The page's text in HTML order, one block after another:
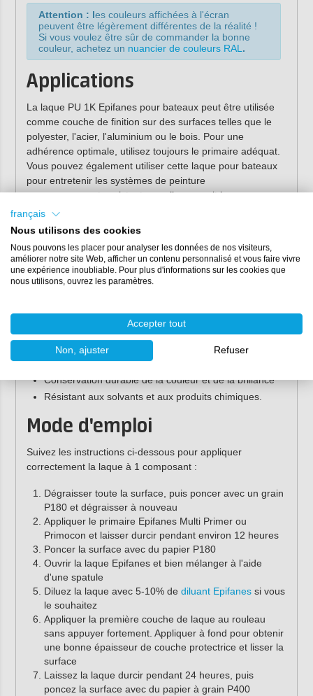
Attention : les couleurs affichées à l'écran
peuvent être légèrement différentes de la réalité !
Si vous voulez être sûr de commander la bonne
couleur, achetez un nuancier de couleursRAL.
Applications
La laque PU 1K Epifanes pour bateaux peut être utilisée
comme couche de finition sur des surfaces telles que le
polyester, l'acier, l'aluminium ou le bois. Pour une
adhérence optimale, utilisez toujours le primaire adéquat.
Vous pouvez également utiliser cette laque pour bateaux
pour entretenir les systèmes de peinture
monocomposants existants, quelle que soit la marque.
Avantages de la laque
Epifanes
Laque bateau monocomposante brillante de haute
qualité
Disponible dans les couleurs standard, les couleurs
RAL et les couleurs sur demande
Excellente résistance aux rayures, aux chocs et à
l'abrasion
Conservation durable de la couleur et de la brillance
Résistant aux solvants et aux produits chimiques.
Mode d'emploi
Suivez les instructions ci-dessous pour appliquer
correctement la laque à 1 composant :
Dégraisser toute la surface, puis poncer avec un grain
P180 et dégraisser à nouveau
Appliquer le primaire Epifanes Multi Primer ou
Primocon et laisser durcir pendant environ 12 heures
Poncer la surface avec du papier P180
Ouvrir la laque Epifanes et bien mélanger à l'aide
d'une spatule
Diluez la laque avec 5-10% de diluant Epifanessi vous
le souhaitez
Appliquer la première couche de laque au rouleau
sans appuyer fortement. Appliquer à fond pour obtenir
une bonne épaisseur de couche protectrice et lisser la
surface
Laissez la laque durcir pendant 24 heures, puis
poncez la surface avec du papier à grain P400
français
Nous utilisons des cookies
Nous pouvons les placer pour analyser les données de nos visiteurs,
améliorer notre site Web, afficher un contenu personnalisé et vous faire vivre
une expérience inoubliable. Pour plus d'informations sur les cookies que
nous utilisons, ouvrez les paramètres.
Accepter tout
Non, ajuster Refuser